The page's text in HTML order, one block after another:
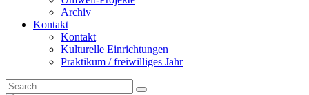
Archiv
Kontakt
Kontakt
Kulturelle Einrichtungen
Praktikum / freiwilliges Jahr